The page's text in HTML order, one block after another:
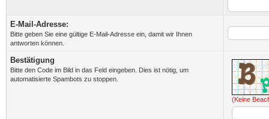
E-Mail-Adresse:
Bitte geben Sie eine gültige E-Mail-Adresse ein, damit wir Ihnen
antworten können.
Bestätigung
Bitte den Code im Bild in das Feld eingeben. Dies ist nötig, um
automatisierte Spambots zu stoppen.
(Keine